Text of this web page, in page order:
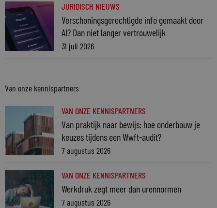
JURIDISCH NIEUWS
Verschoningsgerechtigde info gemaakt door
AI? Dan niet langer vertrouwelijk
31 juli 2026
Van onze kennispartners
VAN ONZE KENNISPARTNERS
Van praktijk naar bewijs: hoe onderbouw je
keuzes tijdens een Wwft-audit?
7 augustus 2026
VAN ONZE KENNISPARTNERS
Werkdruk zegt meer dan urennormen
7 augustus 2026